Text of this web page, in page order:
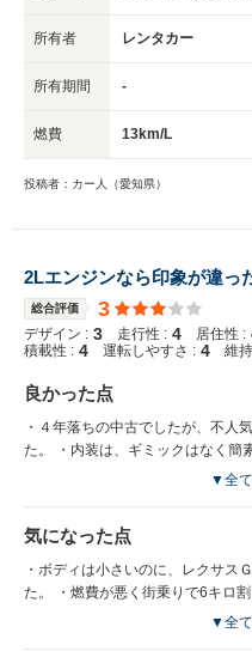
所有者 レンタカー
所有期間 -
燃費 13km/L
投稿者：カー人（愛知県）
2Lエンジンなら印象が違っ
総合評価 3
デザイン : 3 走行性 : 4 居住性 :
積載性 : 4 運転しやすさ : 4 維
良かった点
・４年落ちの中古でしたが、不人
た。 ・内装は、ギミックはなく簡
威圧感がないので、誰からも妬ま
は安心感がありました。 ・ボディ
した。 ・シルバーメタリックでし
スコートで2年、もちました。
▼全
気になった点
・ボディは小さいのに、レクサス
た。 ・燃費が悪く街乗りで6キロ
せいで無駄に高いです。 ・エンジ
▼全